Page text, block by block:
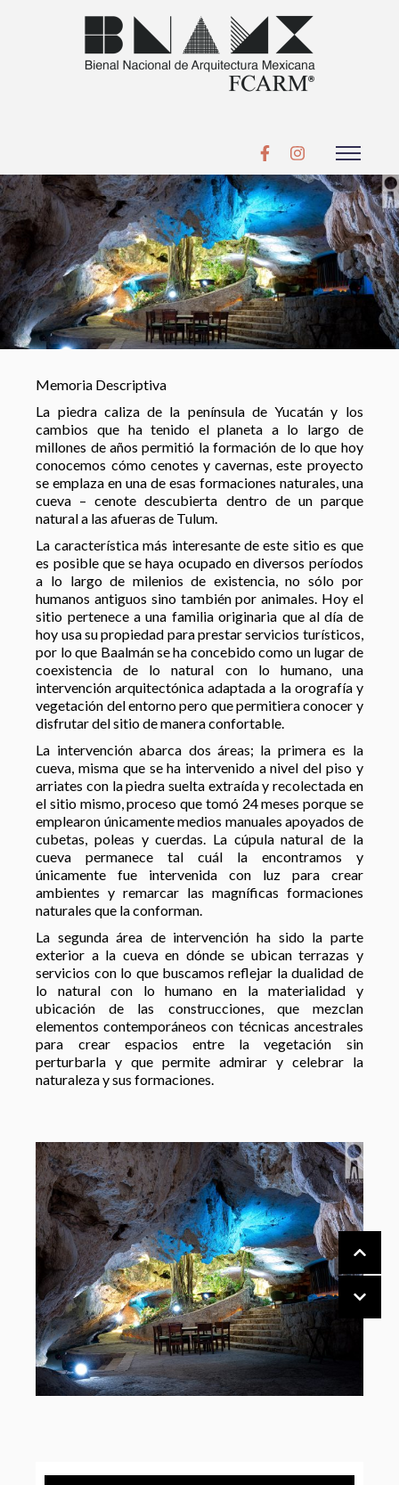
Memoria Descriptiva
La piedra caliza de la península de Yucatán y los
cambios que ha tenido el planeta a lo largo de
millones de años permitió la formación de lo que hoy
conocemos cómo cenotes y cavernas, este proyecto
se emplaza en una de esas formaciones naturales, una
cueva – cenote descubierta dentro de un parque
natural a las afueras de Tulum.
La característica más interesante de este sitio es que
es posible que se haya ocupado en diversos períodos
a lo largo de milenios de existencia, no sólo por
humanos antiguos sino también por animales. Hoy el
sitio pertenece a una familia originaria que al día de
hoy usa su propiedad para prestar servicios turísticos,
por lo que Baalmán se ha concebido como un lugar de
coexistencia de lo natural con lo humano, una
intervención arquitectónica adaptada a la orografía y
vegetación del entorno pero que permitiera conocer y
disfrutar del sitio de manera confortable.
La intervención abarca dos áreas; la primera es la
cueva, misma que se ha intervenido a nivel del piso y
arriates con la piedra suelta extraída y recolectada en
el sitio mismo, proceso que tomó 24 meses porque se
emplearon únicamente medios manuales apoyados de
cubetas, poleas y cuerdas. La cúpula natural de la
cueva permanece tal cuál la encontramos y
únicamente fue intervenida con luz para crear
ambientes y remarcar las magníficas formaciones
naturales que la conforman.
La segunda área de intervención ha sido la parte
exterior a la cueva en dónde se ubican terrazas y
servicios con lo que buscamos reflejar la dualidad de
lo natural con lo humano en la materialidad y
ubicación de las construcciones, que mezclan
elementos contemporáneos con técnicas ancestrales
para crear espacios entre la vegetación sin
perturbarla y que permite admirar y celebrar la
naturaleza y sus formaciones.